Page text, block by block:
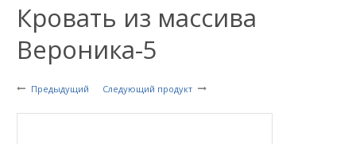
Кровать из массива
Вероника-5
Предыдущий Следующий продукт